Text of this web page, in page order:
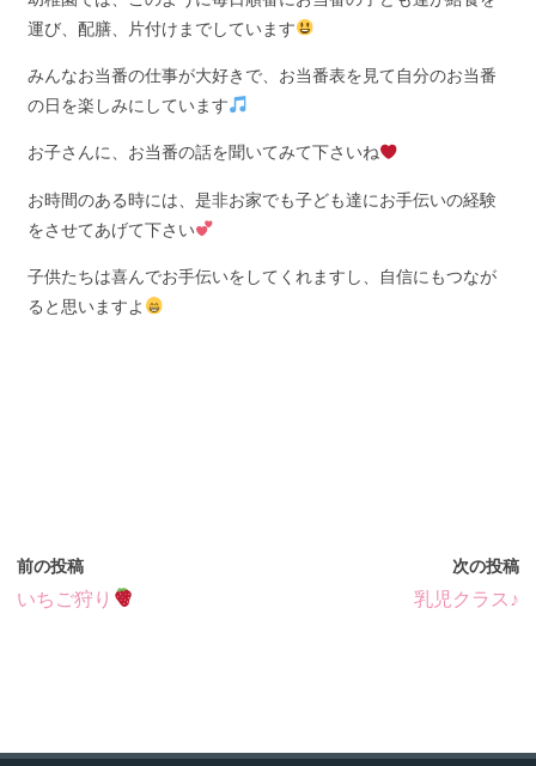
運び、配膳、片付けまでしています
みんなお当番の仕事が大好きで、お当番表を見て自分のお当番
の日を楽しみにしています
お子さんに、お当番の話を聞いてみて下さいね
お時間のある時には、是非お家でも子ども達にお手伝いの経験
をさせてあげて下さい
子供たちは喜んでお手伝いをしてくれますし、自信にもつなが
ると思いますよ
前の投稿
いちご狩り
次の投稿
乳児クラス♪